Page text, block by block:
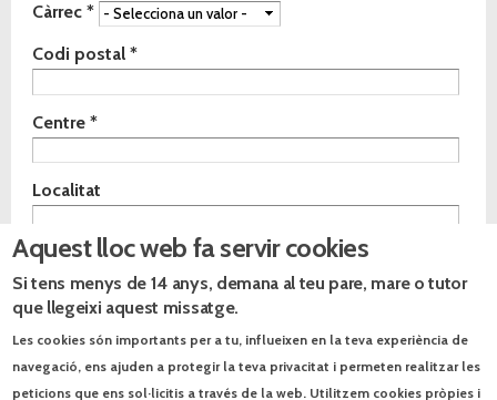
Càrrec*
Codi postal*
Centre*
Localitat
Especialitat*
Comentaris
Aquest lloc web fa servir cookies
Si tens menys de 14 anys, demana al teu pare, mare o tutor
que llegeixi aquest missatge.
Les cookies són importants per a tu, influeixen en la teva experiència de
navegació, ens ajuden a protegir la teva privacitat i permeten realitzar les
peticions que ens sol·licitis a través de la web. Utilitzem cookies pròpies i